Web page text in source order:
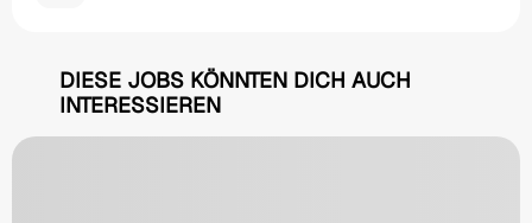
DIESE JOBS KÖNNTEN DICH AUCH
INTERESSIEREN